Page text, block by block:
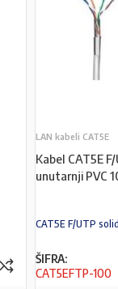
LAN kabeli CAT5E
Kabel CAT5E
unutarnji PVC
CAT5E F/UTP
ŠIFRA:
CAT5EFTP-100